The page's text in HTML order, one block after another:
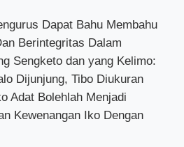
Dapat Bahu Membahu
Berintegritas Dalam
Sengketo dan yang Kelimo:
Dijunjung, Tibo Diukuran
Adat Bolehlah Menjadi
Kewenangan Iko Dengan